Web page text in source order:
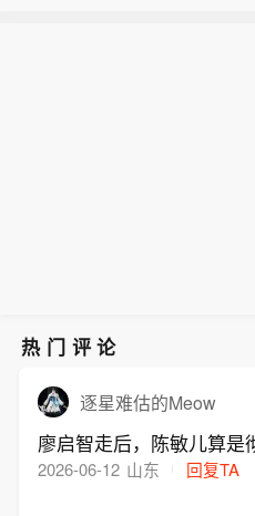
热门评论
逐星难估的Meow
廖启智走后，陈敏儿算是
2026-06-12 山东 回复TA